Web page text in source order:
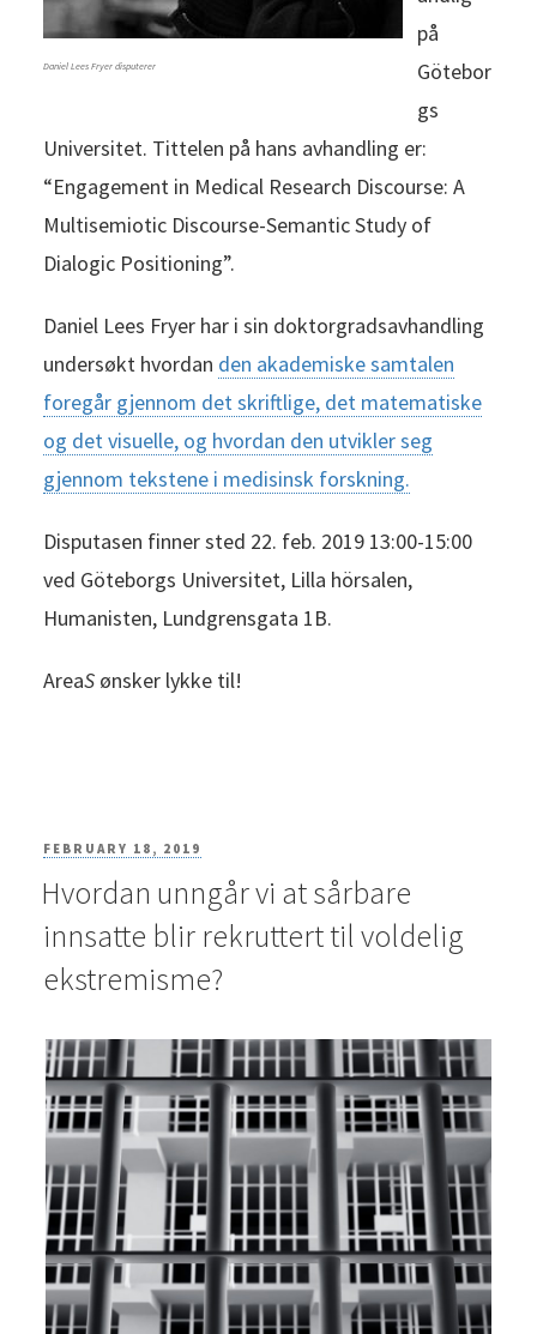
Daniel Lees Fryer disputerer
på
Götebor
gs
Universitet. Tittelen på hans avhandling er:
“Engagement in Medical Research Discourse: A
Multisemiotic Discourse-Semantic Study of
Dialogic Positioning”.
Daniel Lees Fryer har i sin doktorgradsavhandling
undersøkt hvordan den akademiske samtalen
foregår gjennom det skriftlige, det matematiske
og det visuelle, og hvordan den utvikler seg
gjennom tekstene i medisinsk forskning.
Disputasen finner sted 22. feb. 2019 13:00-15:00
ved Göteborgs Universitet, Lilla hörsalen,
Humanisten, Lundgrensgata 1B.
AreaS ønsker lykke til!
POSTED
ON
FEBRUARY 18, 2019
Hvordan unngår vi at sårbare
innsatte blir rekruttert til voldelig
ekstremisme?